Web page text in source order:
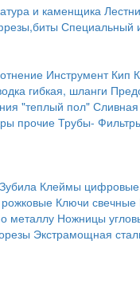
и каменщика
Специальный
Инструмент Кип
гибкая, шланги
"теплый пол"
прочие Трубы-
Зубила Клеймы
Ключи свечные
металлу Ножницы
Экстрамощная